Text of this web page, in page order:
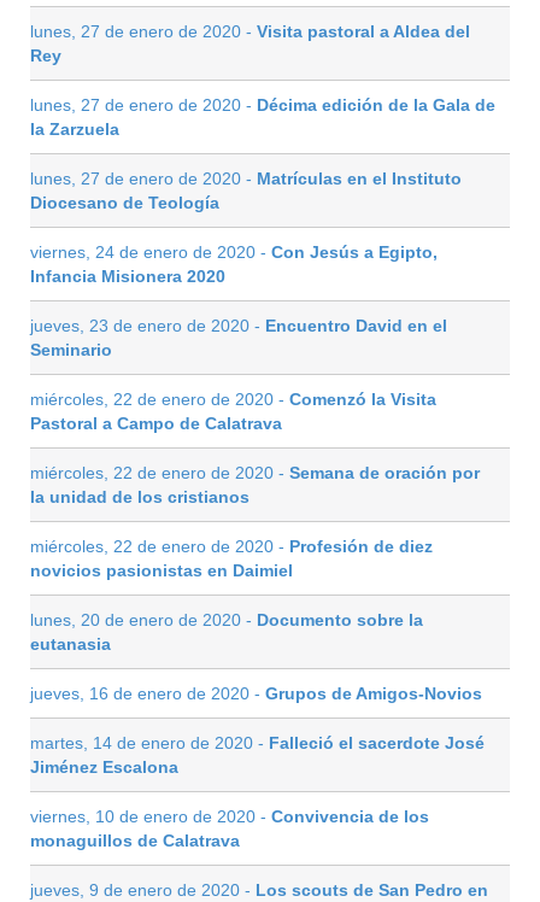
lunes, 27 de enero de 2020 - Visita pastoral a Aldea del
Rey
lunes, 27 de enero de 2020 - Décima edición de la Gala de
la Zarzuela
lunes, 27 de enero de 2020 - Matrículas en el Instituto
Diocesano de Teología
viernes, 24 de enero de 2020 - Con Jesús a Egipto,
Infancia Misionera 2020
jueves, 23 de enero de 2020 - Encuentro David en el
Seminario
miércoles, 22 de enero de 2020 - Comenzó la Visita
Pastoral a Campo de Calatrava
miércoles, 22 de enero de 2020 - Semana de oración por
la unidad de los cristianos
miércoles, 22 de enero de 2020 - Profesión de diez
novicios pasionistas en Daimiel
lunes, 20 de enero de 2020 - Documento sobre la
eutanasia
jueves, 16 de enero de 2020 - Grupos de Amigos-Novios
martes, 14 de enero de 2020 - Falleció el sacerdote José
Jiménez Escalona
viernes, 10 de enero de 2020 - Convivencia de los
monaguillos de Calatrava
jueves, 9 de enero de 2020 - Los scouts de San Pedro en